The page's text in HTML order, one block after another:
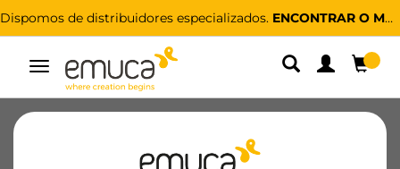
Dispomos de distribuidores especializados. ENCONTRAR O MAIS PRÓXIMO
Alternar
navegação
Projectos